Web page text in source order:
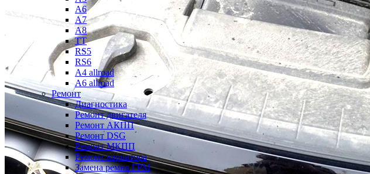
A6
A7
A8
TT
RS5
RS6
A4 allroad
A6 allroad
Ремонт
Диагностика
Ремонт двигателя
Ремонт АКПП
Ремонт DSG
Ремонт МКПП
Ремонт вариатора
Замена ремня ГРМ